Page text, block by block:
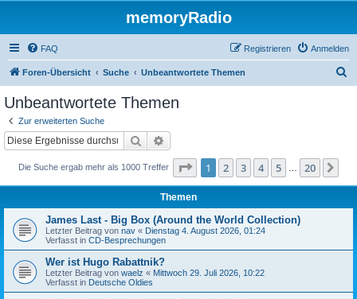
memoryRadio
FAQ Anmelden
Registrieren
Foren-Übersicht Suche Unbeantwortete Themen
Unbeantwortete Themen
Zur erweiterten Suche
Suche
Die Suche ergab mehr als 1000 Treffer Seite 1von 20
1 2 3 4 5 20
Themen
James Last - Big Box (Around the World Collection)
Letzter Beitrag von nav « Dienstag 4. August 2026, 01:24
Verfasst in CD-Besprechungen
Wer ist Hugo Rabattnik?
Letzter Beitrag von waelz « Mittwoch 29. Juli 2026, 10:22
Verfasst in Deutsche Oldies